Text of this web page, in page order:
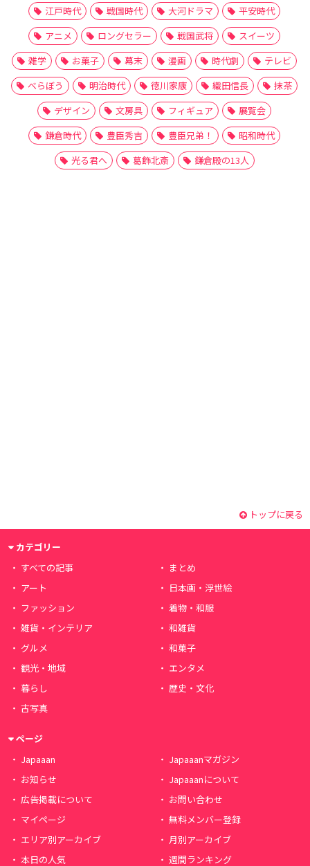
江戸時代 戦国時代 大河ドラマ
平安時代
アニメ
ロングセラー 戦国武将
スイーツ
雑学
お菓子 幕末 漫画 時代劇
テレビ
べらぼう
明治時代 徳川家康 織田信長
抹茶
デザイン
文房具 フィギュア
展覧会
鎌倉時代
豊臣秀吉 豊臣兄弟！
昭和時代
光る君へ
葛飾北斎 鎌倉殿の13人
トップに戻る
カテゴリー
すべての記事
まとめ
アート
日本画・浮世絵
ファッション
着物・和服
雑貨・インテリア
和雑貨
グルメ
和菓子
観光・地域
エンタメ
暮らし
歴史・文化
古写真
ページ
Japaaan
Japaaanマガジン
お知らせ
Japaaanについて
広告掲載について
お問い合わせ
マイページ
無料メンバー登録
エリア別アーカイブ
月別アーカイブ
本日の人気
週間ランキング